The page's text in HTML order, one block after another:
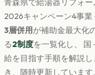
青森県で給湯器 リフォ
2026キャンペーン4事業
3層併用 が補助金最大化
る2制度を一覧化し、
給を目指す手順を解説し
き、随時更新しています